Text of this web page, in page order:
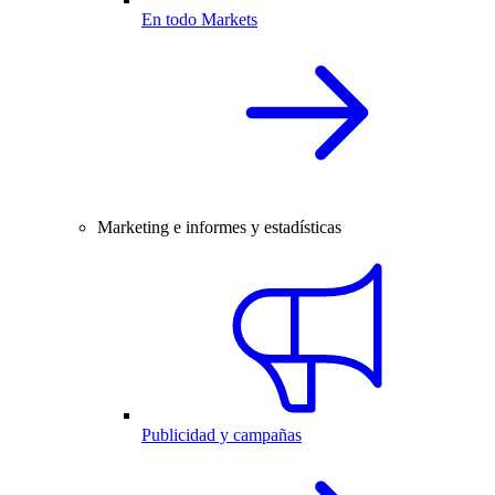
En todo Markets
Marketing e informes y estadísticas
Publicidad y campañas